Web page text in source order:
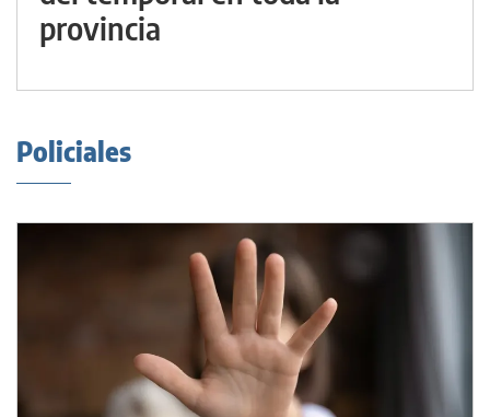
provincia
Policiales